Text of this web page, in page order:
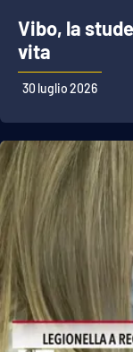
Vibo, la
vita
30 luglio 2026